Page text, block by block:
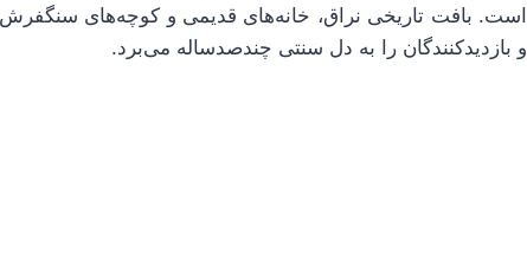
است. بافت تاریخی نراق، خانه‌های قدیمی و کوچه‌های
و بازدیدکنندگان را به دل سنتی چندصدساله می‌برد.